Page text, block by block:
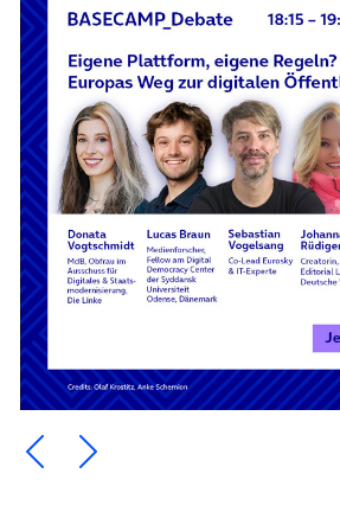
Ein Element zurück blättern
Ein Element weiter blättern